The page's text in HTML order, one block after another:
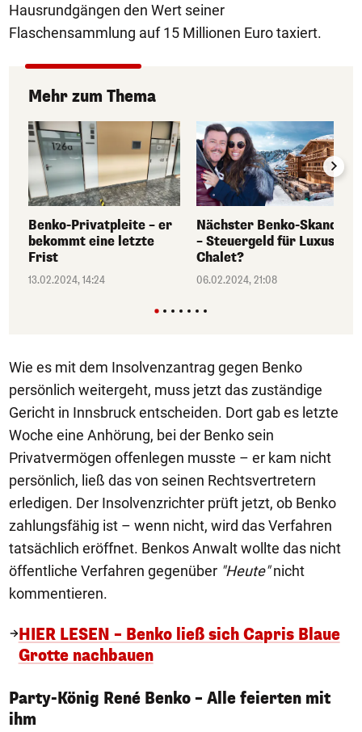
Hausrundgängen den Wert seiner
Flaschensammlung auf 15 Millionen Euro taxiert.
Mehr zum Thema
Benko-Privatpleite – er
bekommt eine letzte
Frist
13.02.2024, 14:24
Nächster Benko-Skandal
– Steuergeld für Luxus-
Chalet?
06.02.2024, 21:08
Wie es mit dem Insolvenzantrag gegen Benko
persönlich weitergeht, muss jetzt das zuständige
Gericht in Innsbruck entscheiden. Dort gab es letzte
Woche eine Anhörung, bei der Benko sein
Privatvermögen offenlegen musste – er kam nicht
persönlich, ließ das von seinen Rechtsvertretern
erledigen. Der Insolvenzrichter prüft jetzt, ob Benko
zahlungsfähig ist – wenn nicht, wird das Verfahren
tatsächlich eröffnet. Benkos Anwalt wollte das nicht
öffentliche Verfahren gegenüber "Heute"nicht
kommentieren.
HIER LESEN – Benko ließ sich Capris Blaue
Grotte nachbauen
Party-König René Benko – Alle feierten mit
ihm